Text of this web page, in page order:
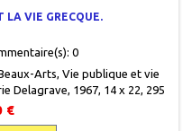
LA VIE GRECQUE.
0
Arts, Vie publique et vie
Delagrave, 1967, 14 x 22, 295
bon état, comme neuf.
€